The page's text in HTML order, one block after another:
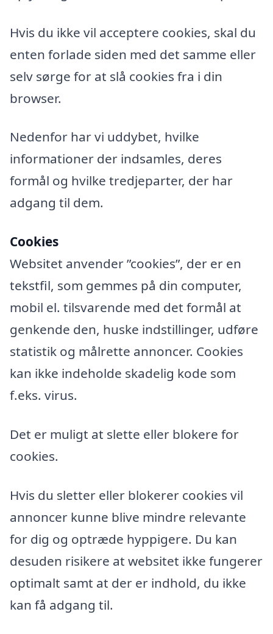
Hvis du ikke vil acceptere cookies, skal du
enten forlade siden med det samme eller
selv sørge for at slå cookies fra i din
browser.
Nedenfor har vi uddybet, hvilke
informationer der indsamles, deres
formål og hvilke tredjeparter, der har
adgang til dem.
Cookies
Websitet anvender ”cookies”, der er en
tekstfil, som gemmes på din computer,
mobil el. tilsvarende med det formål at
genkende den, huske indstillinger, udføre
statistik og målrette annoncer. Cookies
kan ikke indeholde skadelig kode som
f.eks. virus.
Det er muligt at slette eller blokere for
cookies.
Hvis du sletter eller blokerer cookies vil
annoncer kunne blive mindre relevante
for dig og optræde hyppigere. Du kan
desuden risikere at websitet ikke fungerer
optimalt samt at der er indhold, du ikke
kan få adgang til.